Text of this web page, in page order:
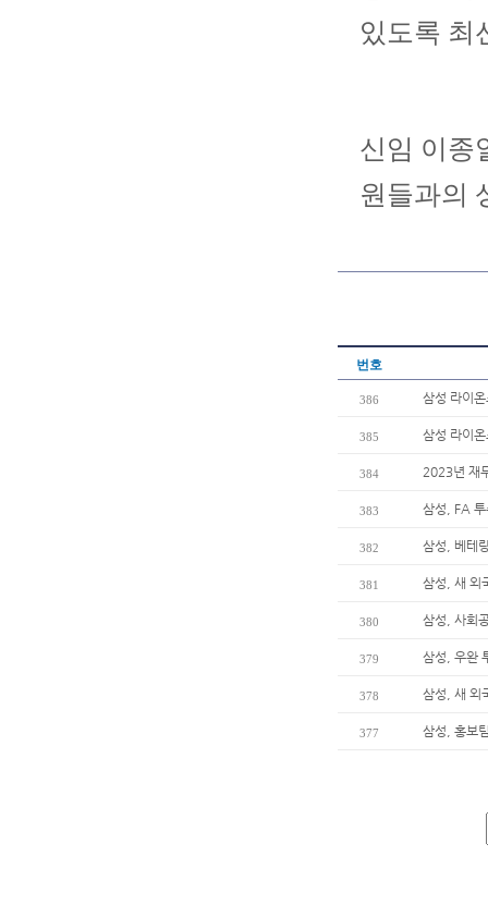
있도록 최
신임 이종
원들과의
번호
386 삼성 라이
385 삼성 라이
384 2023년 재
383 삼성, FA
382 삼성, 베테
381 삼성, 새 외
380 삼성, 사회
379 삼성, 우완
378 삼성, 새 외
377 삼성, 홍보